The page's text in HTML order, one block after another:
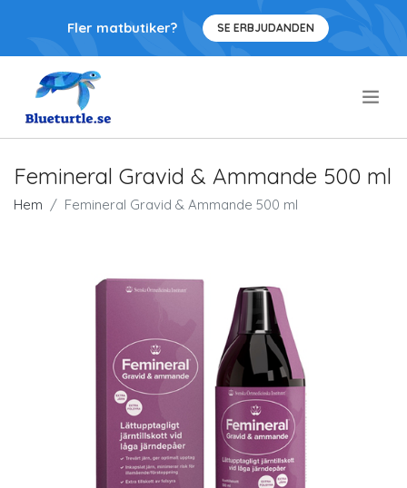
Fler matbutiker? SE ERBJUDANDEN
Femineral Gravid & Ammande 500 ml
Hem Femineral Gravid & Ammande 500 ml